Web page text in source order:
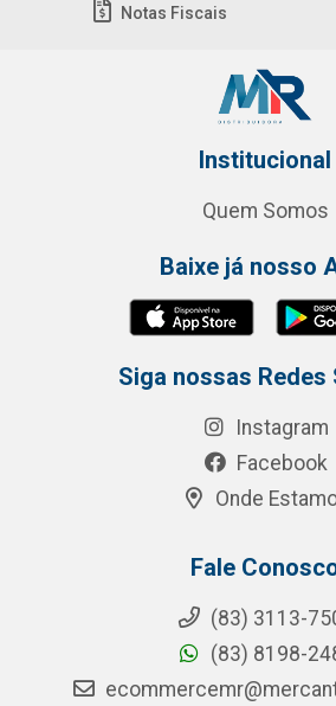
Notas Fiscais
Institucional
Quem Somos
Baixe já nosso
Siga nossas Redes
Instagram
Facebook
Onde
Fale
(83) 3113-
(83) 8198-